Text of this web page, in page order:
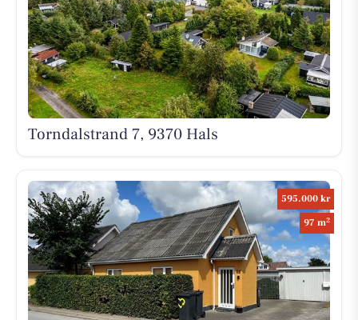
Torndalstrand 7, 9370 Hals
595.000 kr
97 m2